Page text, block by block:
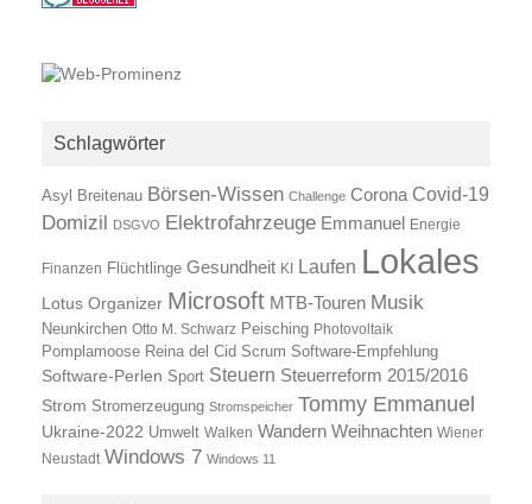
Schlagwörter
Asyl Breitenau Börsen-Wissen Challenge Corona Covid-19
Domizil DSGVO Elektrofahrzeuge Emmanuel Energie
Finanzen Flüchtlinge Gesundheit KI Laufen Lokales
Lotus Organizer Microsoft MTB-Touren Musik
Neunkirchen Otto M. Schwarz Peisching Photovoltaik
Pomplamoose Reina del Cid Scrum Software-Empfehlung
Software-Perlen Sport Steuern Steuerreform 2015/2016
Strom Stromerzeugung Stromspeicher Tommy Emmanuel
Ukraine-2022 Umwelt Walken Wandern Weihnachten Wiener
Neustadt Windows 7 Windows 11